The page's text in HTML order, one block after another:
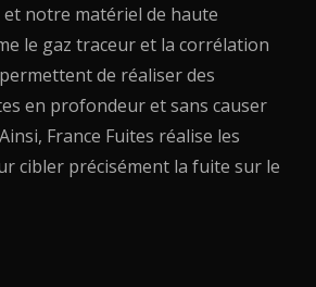
notre matériel de haute
le gaz traceur et la corrélation
de réaliser des
en profondeur et sans causer
France Fuites réalise les
cibler précisément la fuite sur le